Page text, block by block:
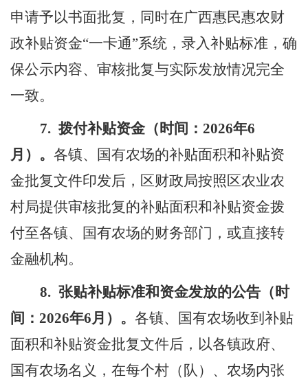
申请予以书面批复，同时在广西惠民惠农财
政补贴资金“一卡通”系统 ，录入补贴标准，确
保公示内容、审核批复与实际发放情况完全
一致。
7. 拨付补贴资金（时间： 2026年6
月）。 各镇、
国有农场的补贴面积和补贴资
金批复文件印发后，区财政局按照 区农业农
村局提供审核批复的补贴面积和补贴资金拨
付至各镇、国有农场的财务部门，或直接转
金融机构。
8. 张贴补贴标准和资金发放的公告（时
间： 2026年6月）。 各镇、
国有农场收到补贴
面积和补贴资金批复文件后，以各镇政府、
国有农场名义， 在每个村（队）、农场内张